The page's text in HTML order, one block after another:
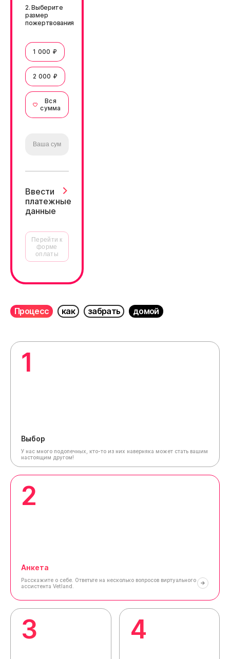
2. Выберите
размер
пожертвования
1 000 ₽
2 000 ₽
Вся
сумма
Ввести
платежные
данные
Перейти к
форме
оплаты
Процесс как забрать домой
1
Выбор
У нас много подопечных, кто-то из них наверняка может стать вашим
настоящим другом!
2
Анкета
Расскажите о себе. Ответьте на несколько вопросов виртуального
ассистента Vetland.
3 4